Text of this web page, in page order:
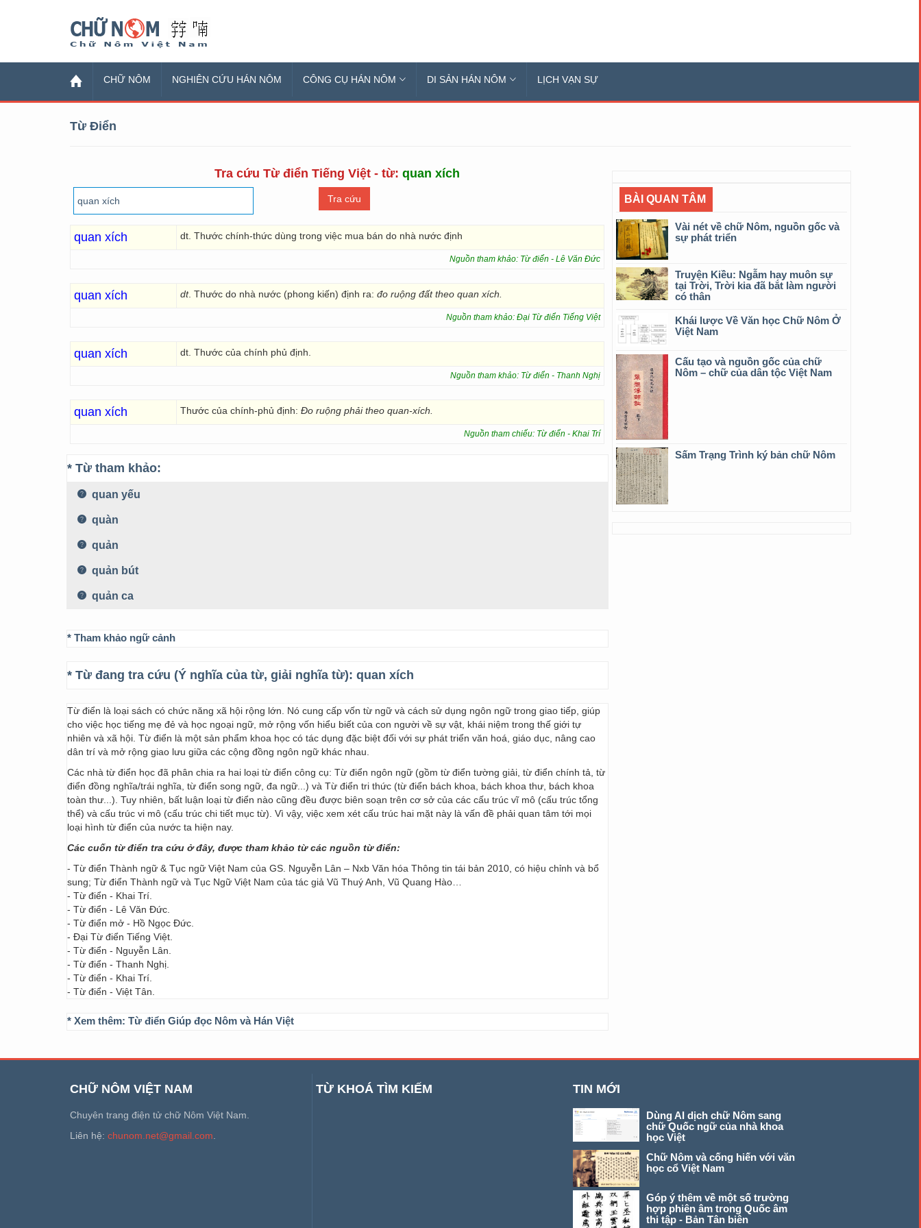
CHỮ NÔM NGHIÊN CỨU HÁN NÔM CÔNG CỤ HÁN NÔM DI SẢN HÁN NÔM LỊCH VẠN SỰ
Từ Điển
Tra cứu Từ điển Tiếng Việt - từ:quan xích
quan xích dt. Thước chính-thức dùng trong việc mua bán do nhà nước định
Nguồn tham khảo: Từ điển - Lê Văn Đức
quan xích dt. Thước do nhà nước (phong kiến) định ra: đo ruộng đất theo quan xích.
Nguồn tham khảo: Đại Từ điển Tiếng Việt
quan xích dt. Thước của chính phủ định.
Nguồn tham khảo: Từ điển - Thanh Nghị
quan xích Thước của chính-phủ định: Đo ruộng phải theo quan-xích.
Nguồn tham chiếu: Từ điển - Khai Trí
* Từ tham khảo:
quan yếu
quàn
quản
quản bút
quản ca
* Tham khảo ngữ cảnh
* Từ đang tra cứu (Ý nghĩa của từ, giải nghĩa từ): quan xích
Từ điển là loại sách có chức năng xã hội rộng lớn. Nó cung cấp vốn từ ngữ và cách sử dụng ngôn ngữ trong giao tiếp, giúp
cho việc học tiếng mẹ đẻ và học ngoại ngữ, mở rộng vốn hiểu biết của con người về sự vật, khái niệm trong thế giới tự
nhiên và xã hội. Từ điển là một sản phẩm khoa học có tác dụng đặc biệt đối với sự phát triển văn hoá, giáo dục, nâng cao
dân trí và mở rộng giao lưu giữa các cộng đồng ngôn ngữ khác nhau.
Các nhà từ điển học đã phân chia ra hai loại từ điển công cụ: Từ điển ngôn ngữ (gồm từ điển tường giải, từ điển chính tả, từ
điển đồng nghĩa/trái nghĩa, từ điển song ngữ, đa ngữ...) và Từ điển tri thức (từ điển bách khoa, bách khoa thư, bách khoa
toàn thư...). Tuy nhiên, bất luận loại từ điển nào cũng đều được biên soạn trên cơ sở của các cấu trúc vĩ mô (cấu trúc tổng
thể) và cấu trúc vi mô (cấu trúc chi tiết mục từ). Vì vậy, việc xem xét cấu trúc hai mặt này là vấn đề phải quan tâm tới mọi
loại hình từ điển của nước ta hiện nay.
Các cuốn từ điển tra cứu ở đây, được tham khảo từ các nguồn từ điển:
- Từ điển Thành ngữ & Tục ngữ Việt Nam của GS. Nguyễn Lân – Nxb Văn hóa Thông tin tái bản 2010, có hiệu chỉnh và bổ
sung; Từ điển Thành ngữ và Tục Ngữ Việt Nam của tác giả Vũ Thuý Anh, Vũ Quang Hào…
- Từ điển - Khai Trí.
- Từ điển - Lê Văn Đức.
- Từ điển mở - Hồ Ngọc Đức.
- Đại Từ điển Tiếng Việt.
- Từ điển - Nguyễn Lân.
- Từ điển - Thanh Nghị.
- Từ điển - Khai Trí.
- Từ điển - Việt Tân.
* Xem thêm: Từ điển Giúp đọc Nôm và Hán Việt
BÀI QUAN TÂM
Vài nét về chữ Nôm, nguồn gốc và
sự phát triển
Truyện Kiều: Ngẫm hay muôn sự
tại Trời, Trời kia đã bắt làm người
có thân
Khái lược Về Văn học Chữ Nôm Ở
Việt Nam
Cấu tạo và nguồn gốc của chữ
Nôm – chữ của dân tộc Việt Nam
Sấm Trạng Trình ký bản chữ Nôm
CHỮ NÔM VIỆT NAM
Chuyên trang điện tử chữ Nôm Việt Nam.
Liên hệ: chunom.net@gmail.com
TỪ KHOÁ TÌM KIẾM TIN MỚI
Dùng AI dịch chữ Nôm sang
chữ Quốc ngữ của nhà khoa
học Việt
Chữ Nôm và cống hiến với văn
học cổ Việt Nam
Góp ý thêm về một số trường
hợp phiên âm trong Quốc âm
thi tập - Bản Tân biên